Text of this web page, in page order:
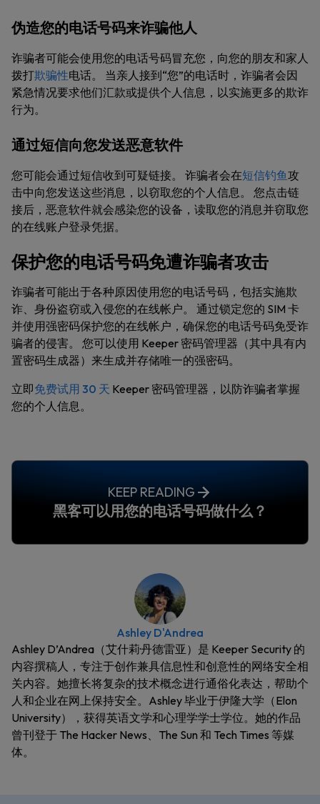
伪造您的电话号码来诈骗他人
诈骗者可能会使用您的电话号码冒充您，向您的朋友和家人
拨打欺骗性电话。 当亲人接到“您”的电话时，诈骗者会因
紧急情况要求他们汇款或提供个人信息，以实施更多的欺诈
行为。
通过短信向您发送恶意软件
您可能会通过短信收到可疑链接。 诈骗者会在短信钓鱼攻
击中向您发送这些消息，以窃取您的个人信息。 您点击链
接后，恶意软件就会感染您的设备，读取您的消息并窃取您
的在线账户登录凭据。
保护您的电话号码免遭诈骗者攻击
诈骗者可能出于各种原因使用您的电话号码，包括实施欺
诈、身份盗窃或入侵您的在线帐户。 通过锁定您的 SIM 卡
并使用强密码保护您的在线帐户，确保您的电话号码免受诈
骗者的侵害。 您可以使用 Keeper 密码管理器（其中具有内
置密码生成器）来生成并存储唯一的强密码。
立即免费试用 30 天 Keeper 密码管理器，以防诈骗者掌握
您的个人信息。
KEEP READING
黑客可以用您的电话号码做什么？
Ashley D'Andrea
Ashley D’Andrea（艾什莉·丹德雷亚）是 Keeper Security 的
内容撰稿人，专注于创作兼具信息性和创意性的网络安全相
关内容。她擅长将复杂的技术概念进行通俗化表达，帮助个
人和企业在网上保持安全。Ashley 毕业于伊隆大学（Elon
University），获得英语文学和心理学学士学位。她的作品
曾刊登于 The Hacker News、The Sun 和 Tech Times 等媒
体。